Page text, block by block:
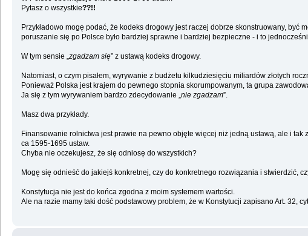
Pytasz o wszystkie??!!
Przykładowo mogę podać, że kodeks drogowy jest raczej dobrze skonstruowany,
poruszanie się po Polsce było bardziej sprawne i bardziej bezpieczne - i to
W tym sensie „ zgadzam się” z ustawą kodeks drogowy.
Natomiast, o czym pisałem, wyrywanie z budżetu kilkudziesięciu miliardów złotych
Ponieważ Polska jest krajem do pewnego stopnia skorumpowanym, ta grupa
Ja się z tym wyrywaniem bardzo zdecydowanie „ nie zgadzam”.
Masz dwa przykłady.
Finansowanie rolnictwa jest prawie na pewno objęte więcej niż jedną ustawą, ale i tak
ca 1595-1695 ustaw.
Chyba nie oczekujesz, że się odniosę do wszystkich?
Mogę się odnieść do jakiejś konkretnej, czy do konkretnego rozwiązania i stwierdzić,
Konstytucja nie jest do końca zgodna z moim systemem wartości.
Ale na razie mamy taki dość podstawowy problem, że w Konstytucji zapisano Art. 32,